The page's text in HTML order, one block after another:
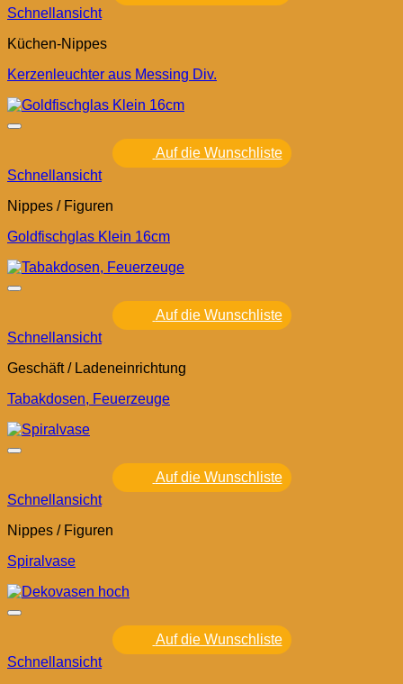
Schnellansicht
Küchen-Nippes
Kerzenleuchter aus Messing Div.
Auf die Wunschliste
Schnellansicht
Nippes / Figuren
Goldfischglas Klein 16cm
Auf die Wunschliste
Schnellansicht
Geschäft / Ladeneinrichtung
Tabakdosen, Feuerzeuge
Auf die Wunschliste
Schnellansicht
Nippes / Figuren
Spiralvase
Auf die Wunschliste
Schnellansicht